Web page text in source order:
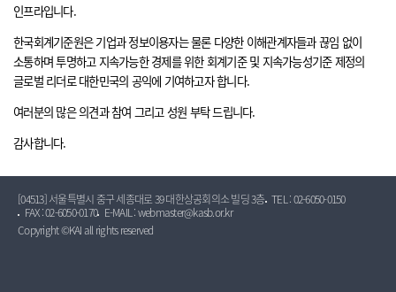
인프라입니다.
한국회계기준원은 기업과 정보이용자는 물론 다양한 이해관계자들과 끊임 없이
소통하며 투명하고 지속가능한 경제를 위한 회계기준 및 지속가능성기준 제정의
글로벌 리더로 대한민국의 공익에 기여하고자 합니다.
여러분의 많은 의견과 참여 그리고 성원 부탁 드립니다.
감사합니다.
[04513] 서울특별시 중구 세종대로 39 대한상공회의소 빌딩 3층 TEL : 02-6050-0150
FAX : 02-6050-0170
E-MAIL : webmaster@kasb.or.kr
Copyright ©KAI all rights reserved